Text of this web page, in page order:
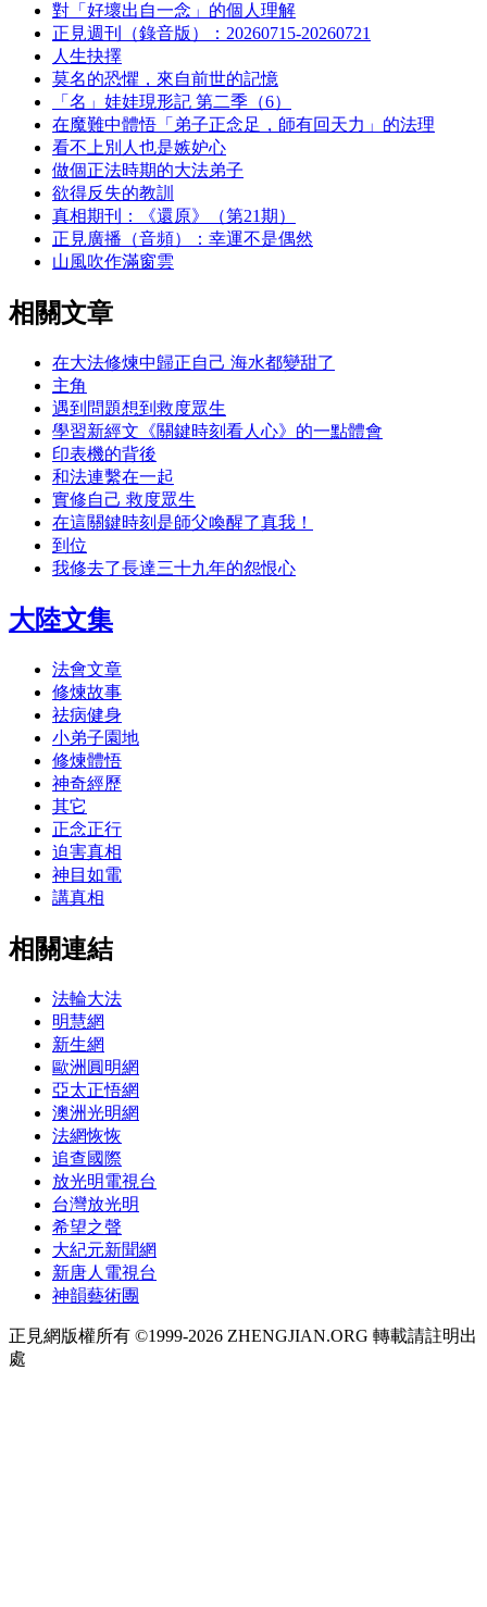
對「好壞出自一念」的個人理解
正見週刊（錄音版）：20260715-20260721
人生抉擇
莫名的恐懼，來自前世的記憶
「名」娃娃現形記 第二季（6）
在魔難中體悟「弟子正念足，師有回天力」的法理
看不上別人也是嫉妒心
做個正法時期的大法弟子
欲得反失的教訓
真相期刊：《還原》（第21期）
正見廣播（音頻）：幸運不是偶然
山風吹作滿窗雲
相關文章
在大法修煉中歸正自己 海水都變甜了
主角
遇到問題想到救度眾生
學習新經文《關鍵時刻看人心》的一點體會
印表機的背後
和法連繫在一起
實修自己 救度眾生
在這關鍵時刻是師父喚醒了真我！
到位
我修去了長達三十九年的怨恨心
大陸文集
法會文章
修煉故事
祛病健身
小弟子園地
修煉體悟
神奇經歷
其它
正念正行
迫害真相
神目如電
講真相
相關連結
法輪大法
明慧網
新生網
歐洲圓明網
亞太正悟網
澳洲光明網
法網恢恢
追查國際
放光明電視台
台灣放光明
希望之聲
大紀元新聞網
新唐人電視台
神韻藝術團
正見網版權所有 ©1999-2026 ZHENGJIAN.ORG 轉載請註明出
處